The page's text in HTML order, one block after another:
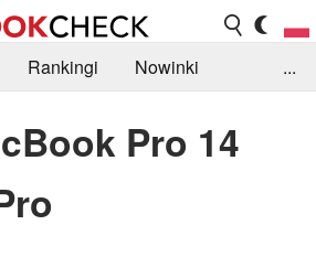
Rankingi
Nowinki
...
Pro 14